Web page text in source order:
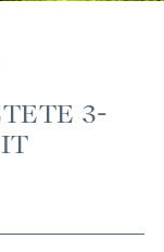
3-